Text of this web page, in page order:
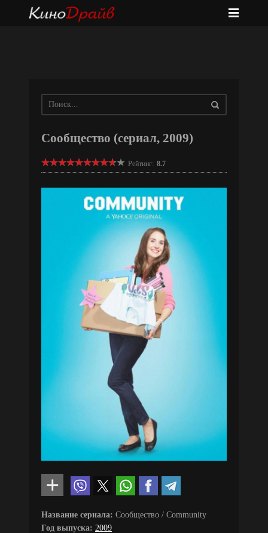
Сообщество (сериал, 2009)
Рейтинг: 8.7
Название сериала: Сообщество / Community
Год выпуска: 2009